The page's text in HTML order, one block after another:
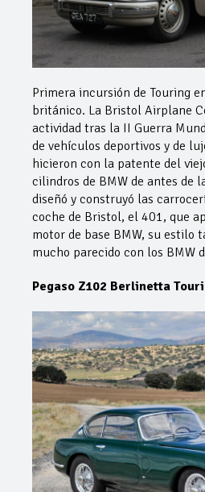
Primera incursión de Touring
británico. La Bristol Airplane
actividad tras la II Guerra
de vehículos deportivos y de
hicieron con la patente del
cilindros de BMW de antes de
diseñó y construyó las
coche de Bristol, el 401, que
motor de base BMW, su estilo
mucho parecido con los BMW
Pegaso Z102 Berlinetta